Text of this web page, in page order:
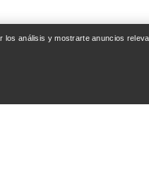
análisis y mostrarte anuncios